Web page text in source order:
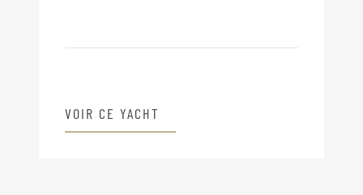
VOIR CE YACHT